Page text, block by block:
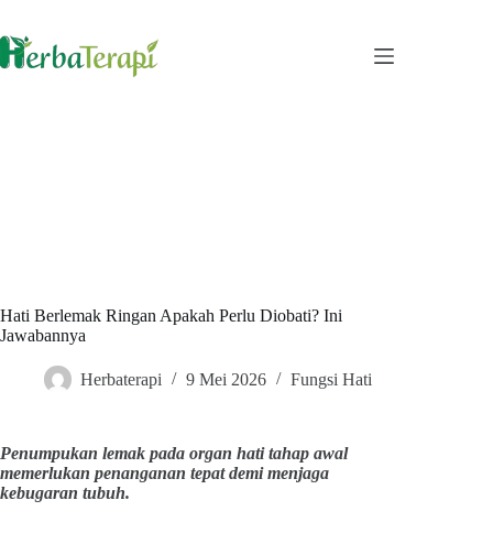
content
Hati Berlemak Ringan Apakah Perlu Diobati? Ini
Jawabannya
Herbaterapi 9 Mei 2026 Fungsi Hati
Penumpukan lemak pada organ hati tahap awal
memerlukan penanganan tepat demi menjaga
kebugaran tubuh.